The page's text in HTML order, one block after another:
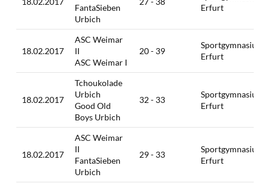
FantaSieben
Urbich
Erfurt
18.02.2017
ASC Weimar
II
ASC Weimar I
20 - 39
Sportgymnasium
Erfurt
18.02.2017
Tchoukolade
Urbich
Good Old
Boys Urbich
32 - 33
Sportgymnasium
Erfurt
18.02.2017
ASC Weimar
II
FantaSieben
Urbich
29 - 33
Sportgymnasium
Erfurt